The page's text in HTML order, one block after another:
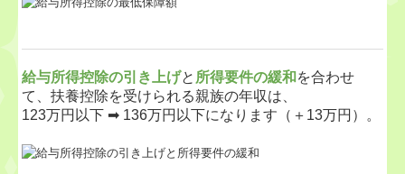
給与所得控除の引き上げと 所得要件の緩和 を合わせ
て、扶養控除を受けられる親族の年収は、
123万円以下 ➡ 136万円以下になります（＋13万円）。